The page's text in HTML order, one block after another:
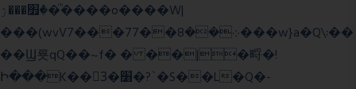
�׿���ۯ�ͫ����o����W|
���(wvV܀��8��77���7���w}a�Q\܃��
��Ϣ룟qQ��~f� � ��|�㽟�!
Ի���K��3ٓ�׸�?`�S��L�Q�-